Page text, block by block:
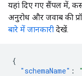
यहां दिए गए सैंपल में,
अनुरोध और जवाब की
बारे में जानकारी देखें.
{
"schemaName" :